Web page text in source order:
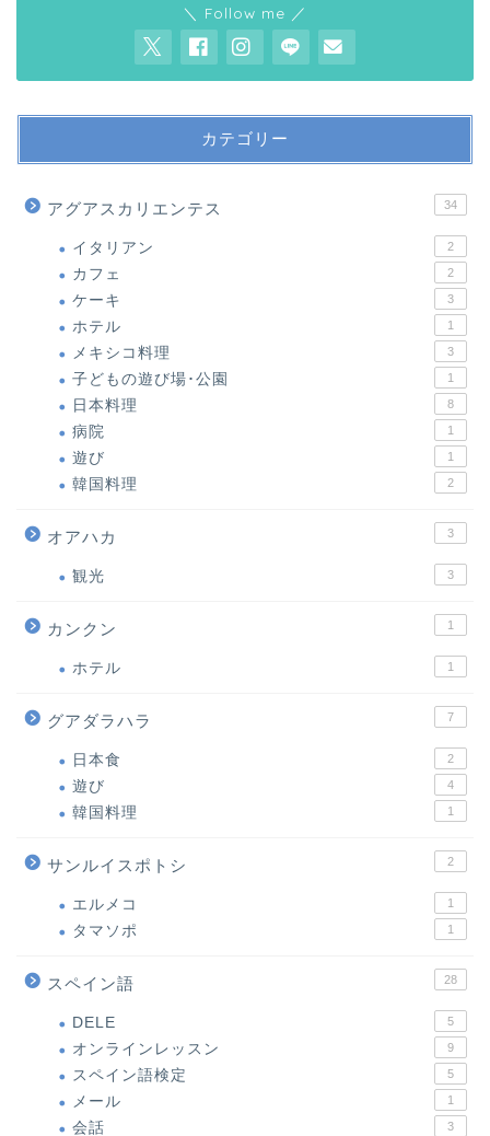
＼ Follow me ／
カテゴリー
アグアスカリエンテス 34
イタリアン 2
カフェ 2
ケーキ 3
ホテル 1
メキシコ料理 3
子どもの遊び場･公園 1
日本料理 8
病院 1
遊び 1
韓国料理 2
オアハカ 3
観光 3
カンクン 1
ホテル 1
グアダラハラ 7
日本食 2
遊び 4
韓国料理 1
サンルイスポトシ 2
エルメコ 1
タマソポ 1
スペイン語 28
DELE 5
オンラインレッスン 9
スペイン語検定 5
メール 1
会話 3